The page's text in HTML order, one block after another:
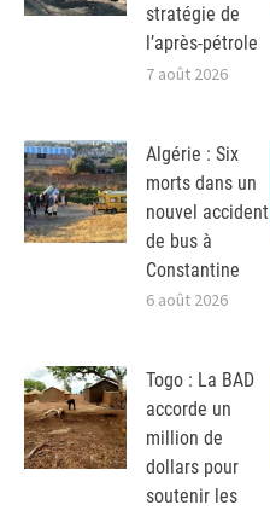
stratégie de
l’après-pétrole
7 août 2026
Algérie : Six
morts dans un
nouvel accident
de bus à
Constantine
6 août 2026
Togo : La BAD
accorde un
million de
dollars pour
soutenir les